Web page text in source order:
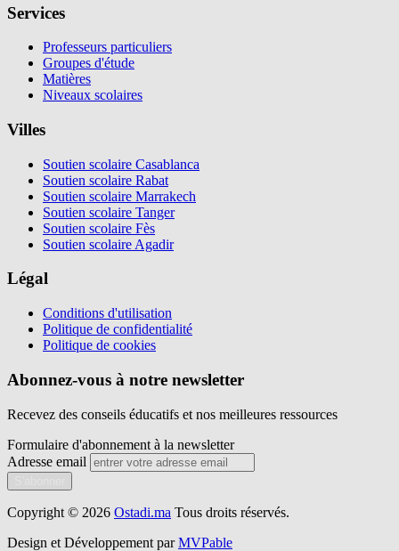
Services
Professeurs particuliers
Groupes d'étude
Matières
Niveaux scolaires
Villes
Soutien scolaire Casablanca
Soutien scolaire Rabat
Soutien scolaire Marrakech
Soutien scolaire Tanger
Soutien scolaire Fès
Soutien scolaire Agadir
Légal
Conditions d'utilisation
Politique de confidentialité
Politique de cookies
Abonnez-vous à notre newsletter
Recevez des conseils éducatifs et nos meilleures ressources
Formulaire d'abonnement à la newsletter
Adresse email
Copyright © 2026 Ostadi.ma Tous droits réservés.
Design et Développement par MVPable